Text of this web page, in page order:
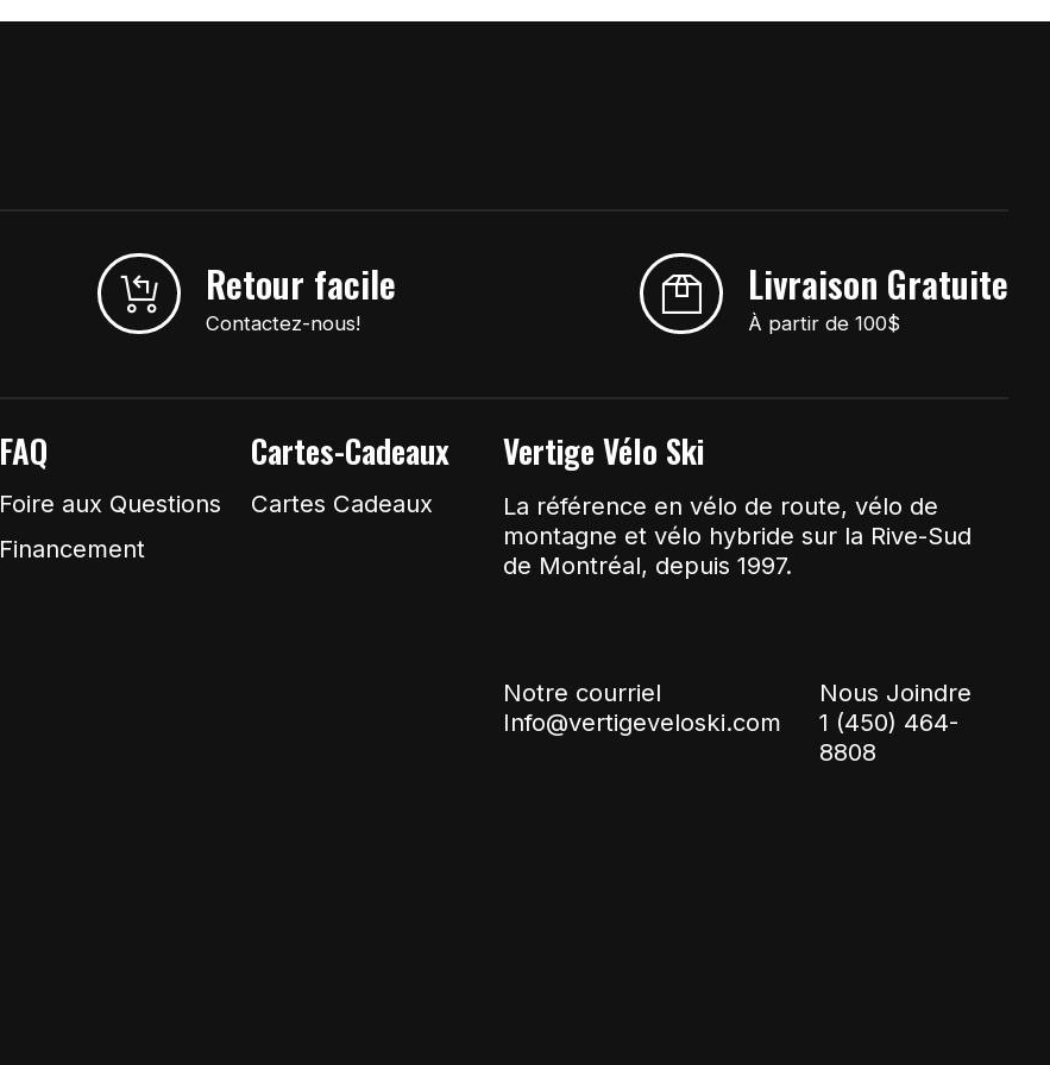
Retour facile
Contactez-nous!
Livraison Gratuite
À partir de 100$
FAQ
Foire aux Questions
Financement
Cartes-Cadeaux
Cartes Cadeaux
Vertige Vélo Ski
La référence en vélo de route, vélo de
montagne et vélo hybride sur la Rive-Sud
de Montréal, depuis 1997.
Notre courriel
Info@vertigeveloski.com
Nous Joindre
1 (450) 464-
8808